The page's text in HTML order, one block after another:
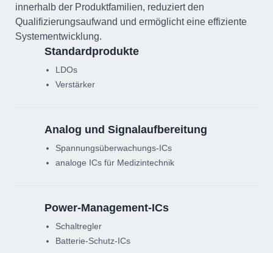
innerhalb der Produktfamilien, reduziert den
Qualifizierungsaufwand und ermöglicht eine effiziente
Systementwicklung.
Standard­produkte
LDOs
Verstärker
Analog und Signalauf­bereitung
Spannungsüberwachungs-ICs
analoge ICs für Medizintechnik
Power-Management-ICs
Schaltregler
Batterie-Schutz-ICs